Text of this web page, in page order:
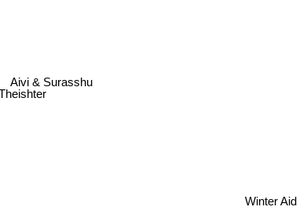
Theishter
Aivi & Surasshu